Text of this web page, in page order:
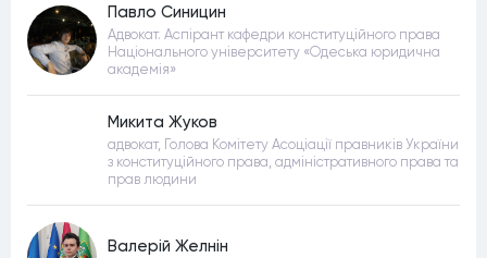
Павло Синицин
Адвокат. Аспірант кафедри конституційного права
Національного університету «Одеська юридична
академія»
Микита Жуков
адвокат, Голова Комітету Асоціації правників України
з конституційного права, адміністративного права та
прав людини
Валерій Желнін